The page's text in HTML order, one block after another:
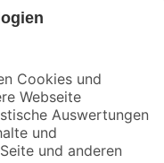
mehr verpassen!